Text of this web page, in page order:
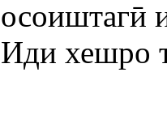
осоиштагӣ
Иди хешро